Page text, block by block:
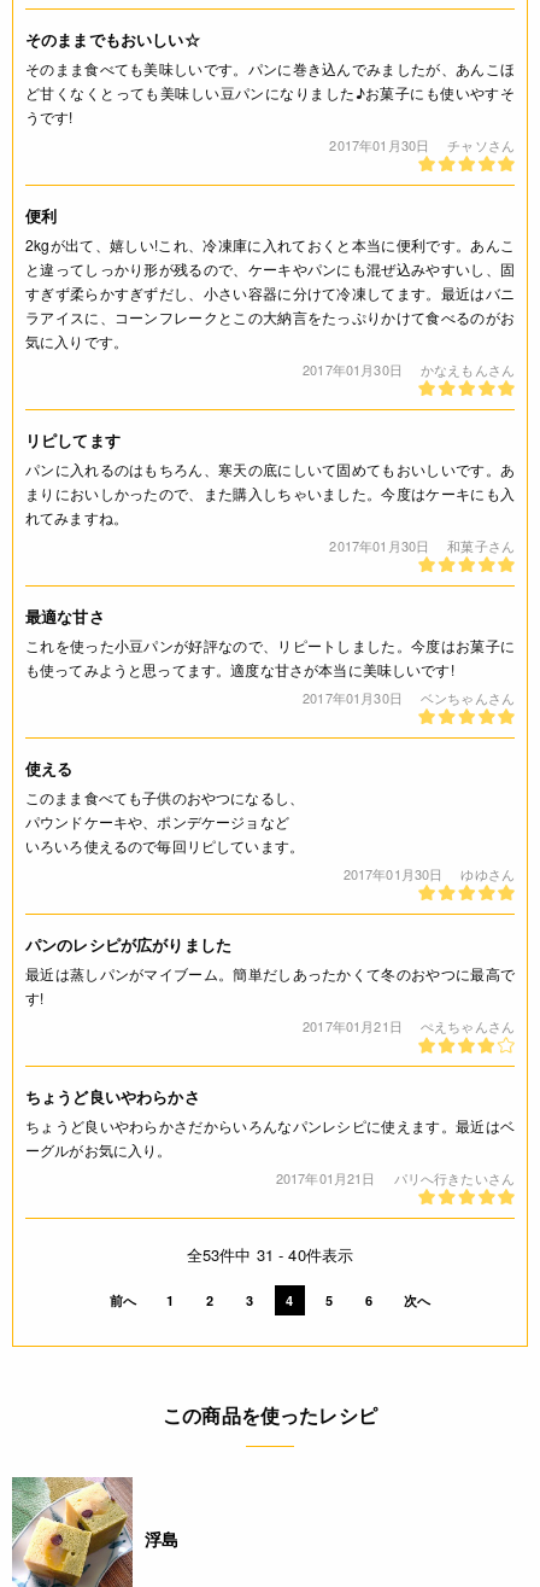
そのままでもおいしい☆
そのまま食べても美味しいです。パンに巻き込んでみましたが、あんこほ
ど甘くなくとっても美味しい豆パンになりました♪お菓子にも使いやすそ
うです!
2017年01月30日 チャソさん
便利
2kgが出て、嬉しい!これ、冷凍庫に入れておくと本当に便利です。あんこ
と違ってしっかり形が残るので、ケーキやパンにも混ぜ込みやすいし、固
すぎず柔らかすぎずだし、小さい容器に分けて冷凍してます。最近はバニ
ラアイスに、コーンフレークとこの大納言をたっぷりかけて食べるのがお
気に入りです。
2017年01月30日 かなえもんさん
リピしてます
パンに入れるのはもちろん、寒天の底にしいて固めてもおいしいです。あ
まりにおいしかったので、また購入しちゃいました。今度はケーキにも入
れてみますね。
2017年01月30日 和菓子さん
最適な甘さ
これを使った小豆パンが好評なので、リピートしました。今度はお菓子に
も使ってみようと思ってます。適度な甘さが本当に美味しいです!
2017年01月30日 ベンちゃんさん
使える
このまま食べても子供のおやつになるし、
パウンドケーキや、ポンデケージョなど
いろいろ使えるので毎回リピしています。
2017年01月30日 ゆゆさん
パンのレシピが広がりました
最近は蒸しパンがマイブーム。簡単だしあったかくて冬のおやつに最高で
す!
2017年01月21日 ぺえちゃんさん
ちょうど良いやわらかさ
ちょうど良いやわらかさだからいろんなパンレシピに使えます。最近はベ
ーグルがお気に入り。
2017年01月21日 パリへ行きたいさん
全53件中 31 - 40件表示
前へ 1 2 3 4 5 6 次へ
この商品を使ったレシピ
浮島